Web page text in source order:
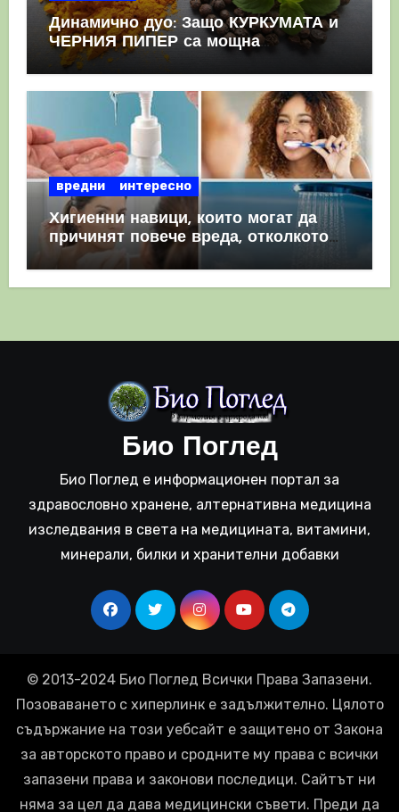
Динамично дуо: Защо КУРКУМАТА и
ЧЕРНИЯ ПИПЕР са мощна
комбинация
вредни интересно
Хигиенни навици, които могат да
причинят повече вреда, отколкото
полза
Био Поглед
Био Поглед е информационен портал за
здравословно хранене, алтернативна медицина
изследвания в света на медицината, витамини,
минерали, билки и хранителни добавки
© 2013-2024 Био Поглед Всички Права Запазени.
Позоваването с хиперлинк е задължително. Цялото
съдържание на този уебсайт е защитено от Закона
за авторското право и сродните му права с всички
запазени права и законови последици. Сайтът ни
няма за цел да дава медицински съвети. Преди да